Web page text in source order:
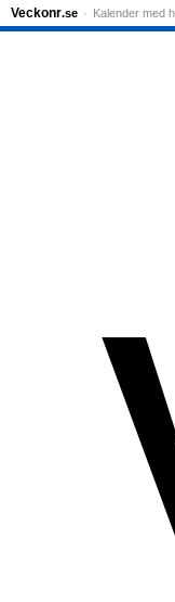
Veckonr.se Kalender med